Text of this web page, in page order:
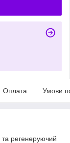
Оплата Умови
регенеруючий